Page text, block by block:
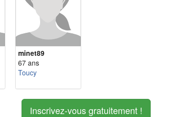
minet89
67 ans
Toucy
Inscrivez-vous gratuitement !